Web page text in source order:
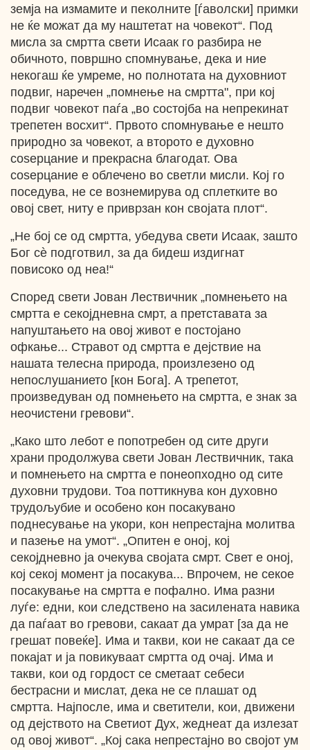
земја на измамите и пеколните [ѓаволски] примки
не ќе можат да му наштетат на човекот“. Под
мисла за смртта свети Исаак го разбира не
обичното, површно спомнување, дека и ние
некогаш ќе умреме, но полнотата на духовниот
подвиг, наречен „помнење на смртта", при кој
подвиг човекот паѓа „во состојба на непрекинат
трепетен восхит“. Првото спомнување е нешто
природно за човекот, а второто е духовно
соѕерцание и прекрасна благодат. Ова
соѕерцание е облечено во светли мисли. Кој го
поседува, не се вознемирува од сплетките во
овој свет, ниту е приврзан кон својата плот“.
„Не бој се од смртта, убедува свети Исаак, зашто
Бог сѐ подготвил, за да бидеш издигнат
повисоко од неа!“
Според свети Јован Лествичник „помнењето на
смртта е секојдневна смрт, а претставата за
напуштањето на овој живот е постојано
офкање... Стравот од смртта е дејствие на
нашата телесна природа, произлезено од
непослушанието [кон Бога]. А трепетот,
произведуван од помнењето на смртта, е знак за
неочистени гревови“.
„Како што лебот е попотребен од сите други
храни продолжува свети Јован Лествичник, така
и помнењето на смртта е понеопходно од сите
духовни трудови. Тоа поттикнува кон духовно
трудољубие и особено кон посакувано
поднесување на укори, кон непрестајна молитва
и пазење на умот“. „Опитен е оној, кој
секојдневно ја очекува својата смрт. Свет е оној,
кој секој момент ја посакува... Впрочем, не секое
посакување на смртта е пофално. Има разни
луѓе: едни, кои следствено на засилената навика
да паѓаат во гревови, сакаат да умрат [за да не
грешат повеќе]. Има и такви, кои не сакаат да се
покајат и ја повикуваат смртта од очај. Има и
такви, кои од гордост се сметаат себеси
бестрасни и мислат, дека не се плашат од
смртта. Најпосле, има и светители, кои, движени
од дејството на Светиот Дух, жеднеат да излезат
од овој живот“. „Кој сака непрестајно во својот ум